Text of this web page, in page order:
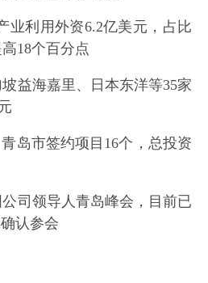
业利用外资6.2亿美元，占比
18个百分点
益海嘉里、日本东洋等35家
岛市签约项目16个，总投资
司领导人青岛峰会，目前已
认参会